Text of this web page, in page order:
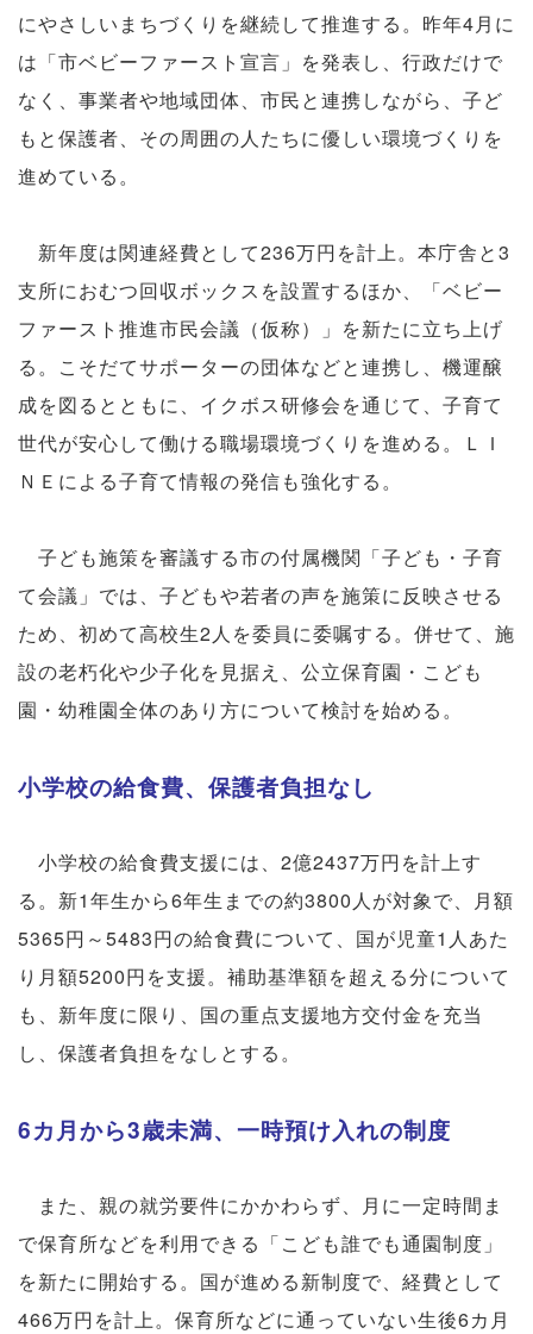
にやさしいまちづくりを継続して推進する。昨年4月に
は「市ベビーファースト宣言」を発表し、行政だけで
なく、事業者や地域団体、市民と連携しながら、子ど
もと保護者、その周囲の人たちに優しい環境づくりを
進めている。
新年度は関連経費として236万円を計上。本庁舎と3
支所におむつ回収ボックスを設置するほか、「ベビー
ファースト推進市民会議（仮称）」を新たに立ち上げ
る。こそだてサポーターの団体などと連携し、機運醸
成を図るとともに、イクボス研修会を通じて、子育て
世代が安心して働ける職場環境づくりを進める。ＬＩ
ＮＥによる子育て情報の発信も強化する。
子ども施策を審議する市の付属機関「子ども・子育
て会議」では、子どもや若者の声を施策に反映させる
ため、初めて高校生2人を委員に委嘱する。併せて、施
設の老朽化や少子化を見据え、公立保育園・こども
園・幼稚園全体のあり方について検討を始める。
小学校の給食費、保護者負担なし
小学校の給食費支援には、2億2437万円を計上す
る。新1年生から6年生までの約3800人が対象で、月額
5365円～5483円の給食費について、国が児童1人あた
り月額5200円を支援。補助基準額を超える分について
も、新年度に限り、国の重点支援地方交付金を充当
し、保護者負担をなしとする。
6カ月から3歳未満、一時預け入れの制度
また、親の就労要件にかかわらず、月に一定時間ま
で保育所などを利用できる「こども誰でも通園制度」
を新たに開始する。国が進める新制度で、経費として
466万円を計上。保育所などに通っていない生後6カ月